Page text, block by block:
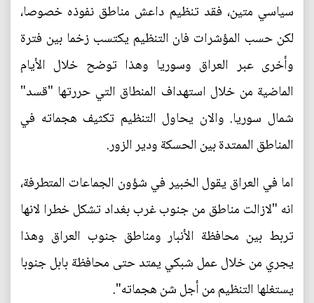
سياسي متين، فقد تنظيم داعش مناطق نفوذه خصوصا،
لكن حسب المؤشرات فان التنظيم يكتسب زخما بين فترة
وأخرى عبر العراق وسوريا وهذا توضح خلال الأيام
الماضية من خلال استهداف المنطاق التي حررتها "قسد"
شمال سوريا. والان يحاول التنظيم تكثيف هجماته في
المناطق الممتدة بين الحسكة ودير الزور.
اما في العراق يقول الخبير في شؤون الجماعات المتطرفة،
انه "لازالت مناطق من جنوب غرب بغداد تشكل خطرا لانها
تربط بين محافظة الأنبار ومناطق جنوب العراق وهذا
يجري من خلال عمل شبكي يمتد حتى محافظة بابل جنوبا
يستغلها التنظيم من أجل شن هجماته".